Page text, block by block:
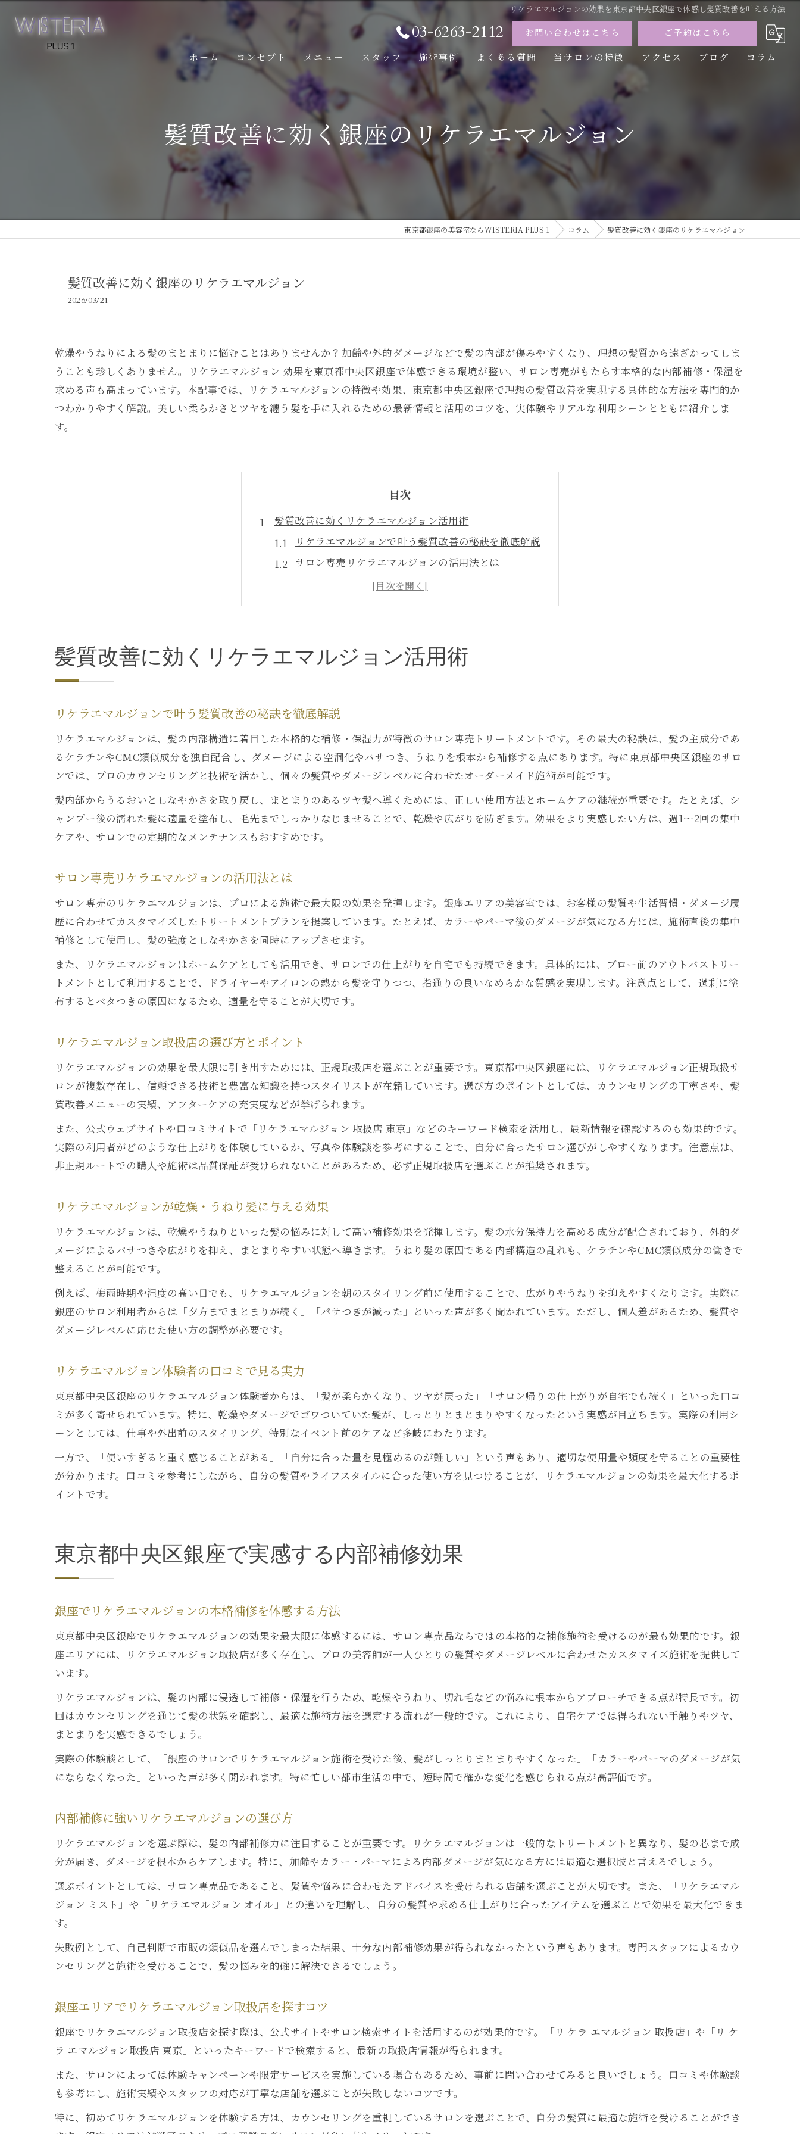
リケラエマルジョンの効果を東京都中央区銀座で体感し髪質改善を叶える方法
03-6263-2112 お問い合わせはこちら ご予約はこちら
ホーム コンセプト メニュー スタッフ 施術事例 よくある質問 当サロンの特徴
カラー
トリートメント
パーマ
アクセス ブログ コラム
髪質改善に効く銀座のリケラエマルジョン
東京都銀座の美容室ならWISTERIA PLUS 1 コラム 髪質改善に効く銀座のリケラエマルジョン
髪質改善に効く銀座のリケラエマルジョン
2026/03/21
乾燥やうねりによる髪のまとまりに悩むことはありませんか？加齢や外的ダメージなどで髪の内部が傷みやすくなり、理想の髪質から遠ざかってしま
うことも珍しくありません。リケラエマルジョン 効果を東京都中央区銀座で体感できる環境が整い、サロン専売がもたらす本格的な内部補修・保湿を
求める声も高まっています。本記事では、リケラエマルジョンの特徴や効果、東京都中央区銀座で理想の髪質改善を実現する具体的な方法を専門的か
つわかりやすく解説。美しい柔らかさとツヤを纏う髪を手に入れるための最新情報と活用のコツを、実体験やリアルな利用シーンとともに紹介しま
す。
目次
髪質改善に効くリケラエマルジョン活用術
リケラエマルジョンで叶う髪質改善の秘訣を徹底解説
サロン専売リケラエマルジョンの活用法とは
リケラエマルジョン取扱店の選び方とポイント
リケラエマルジョンが乾燥・うねり髪に与える効果
東京都中央区銀座で実感する内部補修効果
銀座でリケラエマルジョンの本格補修を体感する方法
銀座エリアでリケラエマルジョン取扱店を探すコツ
リケラエマルジョンによる銀座流髪質改善の流れ
乾燥やうねり対策ならリケラエマルジョンが最適
髪のうねりに強いリケラエマルジョンの秘密
乾燥対策にリケラエマルジョンを選ぶ理由
リケラエマルジョンの魅力と選び方のポイント
リケラエマルジョンの特徴と選ばれる理由
正規取扱店でリケラエマルジョンを選ぶコツ
リケラエマルジョンと他製品の違いを比較
髪質や悩みに合わせたリケラエマルジョンの選び方
リケラエマルジョンをお得に手に入れるポイント
エイジング毛に最適なリケラエマルジョンの効果
リケラエマルジョンで年齢髪のツヤがアップ
加齢による髪悩みにリケラエマルジョンが有効な理由
リケラエマルジョンで実現するしなやかな髪質
リケラエマルジョンを使ったエイジングケア方法
ミスト・エマルジョン・オイルの違いを徹底解説
リケラエマルジョンとミスト・オイルの違いとは
リケラエマルジョンミストはどちらがいい？
髪質に合うリケラエマルジョンの組み合わせ術
口コミから見るミスト・オイルの使い分け
髪質改善に効くリケラエマルジョン活用術
リケラエマルジョンで叶う髪質改善の秘訣を徹底解説
リケラエマルジョンは、髪の内部構造に着目した本格的な補修・保湿力が特徴のサロン専売トリートメントです。その最大の秘訣は、髪の主成分であ
るケラチンやCMC類似成分を独自配合し、ダメージによる空洞化やパサつき、うねりを根本から補修する点にあります。特に東京都中央区銀座のサロ
ンでは、プロのカウンセリングと技術を活かし、個々の髪質やダメージレベルに合わせたオーダーメイド施術が可能です。
髪内部からうるおいとしなやかさを取り戻し、まとまりのあるツヤ髪へ導くためには、正しい使用方法とホームケアの継続が重要です。たとえば、シ
ャンプー後の濡れた髪に適量を塗布し、毛先までしっかりなじませることで、乾燥や広がりを防ぎます。効果をより実感したい方は、週1〜2回の集中
ケアや、サロンでの定期的なメンテナンスもおすすめです。
サロン専売リケラエマルジョンの活用法とは
サロン専売のリケラエマルジョンは、プロによる施術で最大限の効果を発揮します。銀座エリアの美容室では、お客様の髪質や生活習慣・ダメージ履
歴に合わせてカスタマイズしたトリートメントプランを提案しています。たとえば、カラーやパーマ後のダメージが気になる方には、施術直後の集中
補修として使用し、髪の強度としなやかさを同時にアップさせます。
また、リケラエマルジョンはホームケアとしても活用でき、サロンでの仕上がりを自宅でも持続できます。具体的には、ブロー前のアウトバストリー
トメントとして利用することで、ドライヤーやアイロンの熱から髪を守りつつ、指通りの良いなめらかな質感を実現します。注意点として、過剰に塗
布するとベタつきの原因になるため、適量を守ることが大切です。
リケラエマルジョン取扱店の選び方とポイント
リケラエマルジョンの効果を最大限に引き出すためには、正規取扱店を選ぶことが重要です。東京都中央区銀座には、リケラエマルジョン正規取扱サ
ロンが複数存在し、信頼できる技術と豊富な知識を持つスタイリストが在籍しています。選び方のポイントとしては、カウンセリングの丁寧さや、髪
質改善メニューの実績、アフターケアの充実度などが挙げられます。
また、公式ウェブサイトや口コミサイトで「リケラエマルジョン 取扱店 東京」などのキーワード検索を活用し、最新情報を確認するのも効果的です。
実際の利用者がどのような仕上がりを体験しているか、写真や体験談を参考にすることで、自分に合ったサロン選びがしやすくなります。注意点は、
非正規ルートでの購入や施術は品質保証が受けられないことがあるため、必ず正規取扱店を選ぶことが推奨されます。
リケラエマルジョンが乾燥・うねり髪に与える効果
リケラエマルジョンは、乾燥やうねりといった髪の悩みに対して高い補修効果を発揮します。髪の水分保持力を高める成分が配合されており、外的ダ
メージによるパサつきや広がりを抑え、まとまりやすい状態へ導きます。うねり髪の原因である内部構造の乱れも、ケラチンやCMC類似成分の働きで
整えることが可能です。
例えば、梅雨時期や湿度の高い日でも、リケラエマルジョンを朝のスタイリング前に使用することで、広がりやうねりを抑えやすくなります。実際に
銀座のサロン利用者からは「夕方までまとまりが続く」「パサつきが減った」といった声が多く聞かれています。ただし、個人差があるため、髪質や
ダメージレベルに応じた使い方の調整が必要です。
リケラエマルジョン体験者の口コミで見る実力
東京都中央区銀座のリケラエマルジョン体験者からは、「髪が柔らかくなり、ツヤが戻った」「サロン帰りの仕上がりが自宅でも続く」といった口コ
ミが多く寄せられています。特に、乾燥やダメージでゴワついていた髪が、しっとりとまとまりやすくなったという実感が目立ちます。実際の利用シ
ーンとしては、仕事や外出前のスタイリング、特別なイベント前のケアなど多岐にわたります。
一方で、「使いすぎると重く感じることがある」「自分に合った量を見極めるのが難しい」という声もあり、適切な使用量や頻度を守ることの重要性
が分かります。口コミを参考にしながら、自分の髪質やライフスタイルに合った使い方を見つけることが、リケラエマルジョンの効果を最大化するポ
イントです。
東京都中央区銀座で実感する内部補修効果
銀座でリケラエマルジョンの本格補修を体感する方法
東京都中央区銀座でリケラエマルジョンの効果を最大限に体感するには、サロン専売品ならではの本格的な補修施術を受けるのが最も効果的です。銀
座エリアには、リケラエマルジョン取扱店が多く存在し、プロの美容師が一人ひとりの髪質やダメージレベルに合わせたカスタマイズ施術を提供して
います。
リケラエマルジョンは、髪の内部に浸透して補修・保湿を行うため、乾燥やうねり、切れ毛などの悩みに根本からアプローチできる点が特長です。初
回はカウンセリングを通じて髪の状態を確認し、最適な施術方法を選定する流れが一般的です。これにより、自宅ケアでは得られない手触りやツヤ、
まとまりを実感できるでしょう。
実際の体験談として、「銀座のサロンでリケラエマルジョン施術を受けた後、髪がしっとりまとまりやすくなった」「カラーやパーマのダメージが気
にならなくなった」といった声が多く聞かれます。特に忙しい都市生活の中で、短時間で確かな変化を感じられる点が高評価です。
内部補修に強いリケラエマルジョンの選び方
リケラエマルジョンを選ぶ際は、髪の内部補修力に注目することが重要です。リケラエマルジョンは一般的なトリートメントと異なり、髪の芯まで成
分が届き、ダメージを根本からケアします。特に、加齢やカラー・パーマによる内部ダメージが気になる方には最適な選択肢と言えるでしょう。
選ぶポイントとしては、サロン専売品であること、髪質や悩みに合わせたアドバイスを受けられる店舗を選ぶことが大切です。また、「リケラエマル
ジョン ミスト」や「リケラエマルジョン オイル」との違いを理解し、自分の髪質や求める仕上がりに合ったアイテムを選ぶことで効果を最大化できま
す。
失敗例として、自己判断で市販の類似品を選んでしまった結果、十分な内部補修効果が得られなかったという声もあります。専門スタッフによるカウ
ンセリングと施術を受けることで、髪の悩みを的確に解決できるでしょう。
銀座エリアでリケラエマルジョン取扱店を探すコツ
銀座でリケラエマルジョン取扱店を探す際は、公式サイトやサロン検索サイトを活用するのが効果的です。「リ ケラ エマルジョン 取扱店」や「リ ケ
ラ エマルジョン取扱店 東京」といったキーワードで検索すると、最新の取扱店情報が得られます。
また、サロンによっては体験キャンペーンや限定サービスを実施している場合もあるため、事前に問い合わせてみると良いでしょう。口コミや体験談
も参考にし、施術実績やスタッフの対応が丁寧な店舗を選ぶことが失敗しないコツです。
特に、初めてリケラエマルジョンを体験する方は、カウンセリングを重視しているサロンを選ぶことで、自分の髪質に最適な施術を受けることができ